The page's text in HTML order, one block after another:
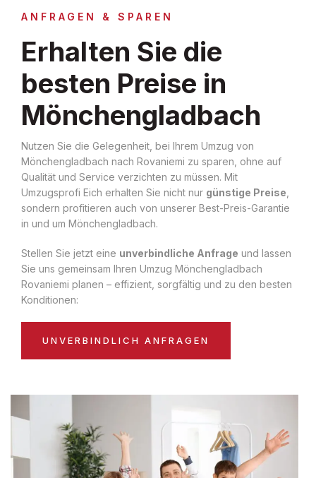
ANFRAGEN & SPAREN
Erhalten Sie die
besten Preise in
Mönchengladbach
Nutzen Sie die Gelegenheit, bei Ihrem Umzug von
Mönchengladbach nach Rovaniemi zu sparen, ohne auf
Qualität und Service verzichten zu müssen. Mit
Umzugsprofi Eich erhalten Sie nicht nur günstige Preise
sondern profitieren auch von unserer Best-Preis-Garantie
in und um Mönchengladbach.
Stellen Sie jetzt eine unverbindliche Anfrage und lassen
Sie uns gemeinsam Ihren Umzug Mönchengladbach
Rovaniemi planen – effizient, sorgfältig und zu den besten
Konditionen:
UNVERBINDLICH ANFRAGEN